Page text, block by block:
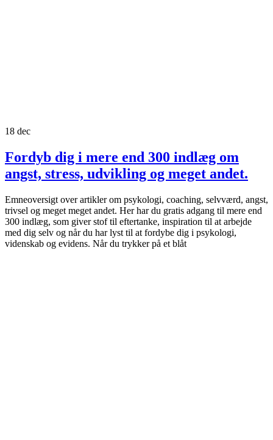
18 dec
Fordyb dig i mere end 300 indlæg om
angst, stress, udvikling og meget andet.
Emneoversigt over artikler om psykologi, coaching, selvværd, angst,
trivsel og meget meget andet. Her har du gratis adgang til mere end
300 indlæg, som giver stof til eftertanke, inspiration til at arbejde
med dig selv og når du har lyst til at fordybe dig i psykologi,
videnskab og evidens. Når du trykker på et blåt